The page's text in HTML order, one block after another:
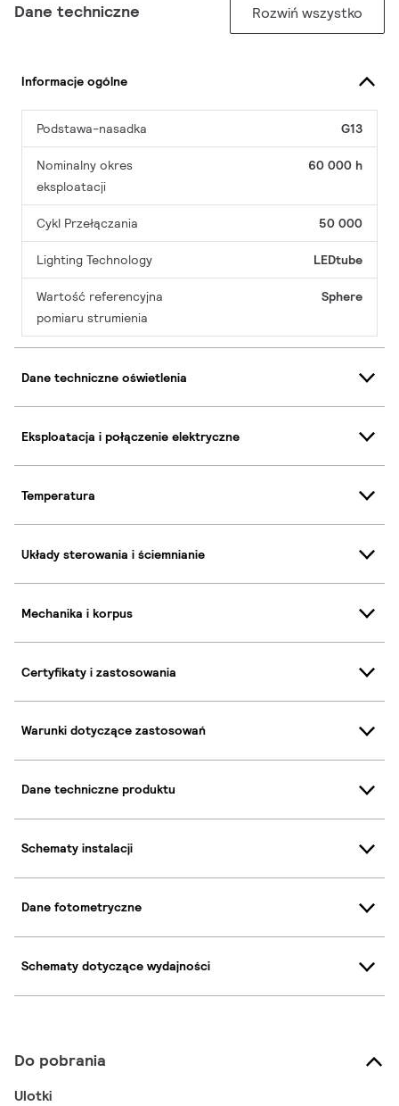
Dane techniczne Rozwiń wszystko
Informacje ogólne
Podstawa-nasadka G13
Nominalny okres
eksploatacji
60 000 h
Cykl Przełączania 50 000
Lighting Technology LEDtube
Wartość referencyjna
pomiaru strumienia
Sphere
Dane techniczne oświetlenia
Eksploatacja i połączenie elektryczne
Temperatura
Układy sterowania i ściemnianie
Mechanika i korpus
Certyfikaty i zastosowania
Warunki dotyczące zastosowań
Dane techniczne produktu
Schematy instalacji
Dane fotometryczne
Schematy dotyczące wydajności
Do pobrania
Ulotki